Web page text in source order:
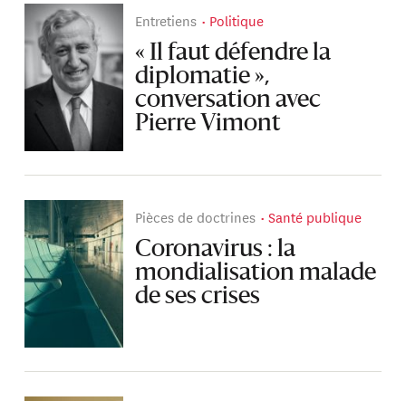
Entretiens Politique
« Il faut défendre la
diplomatie »,
conversation avec
Pierre Vimont
Pièces de doctrines Santé publique
Coronavirus : la
mondialisation malade
de ses crises